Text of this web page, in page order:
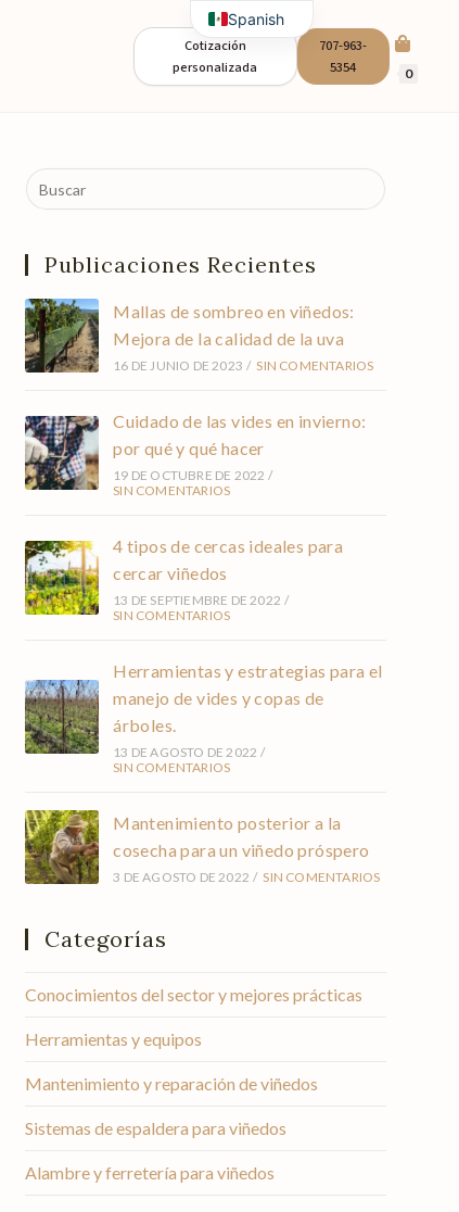
0
707-963-
5354
Cotización
personalizada
Publicaciones Recientes
Mallas de sombreo en viñedos:
Mejora de la calidad de la uva
16 DE JUNIO DE 2023 / SIN COMENTARIOS
Cuidado de las vides en invierno:
por qué y qué hacer
19 DE OCTUBRE DE 2022 /
SIN COMENTARIOS
4 tipos de cercas ideales para
cercar viñedos
13 DE SEPTIEMBRE DE 2022 /
SIN COMENTARIOS
Herramientas y estrategias para el
manejo de vides y copas de
árboles.
13 DE AGOSTO DE 2022 /
SIN COMENTARIOS
Mantenimiento posterior a la
cosecha para un viñedo próspero
3 DE AGOSTO DE 2022 / SIN COMENTARIOS
Categorías
Conocimientos del sector y mejores prácticas
Herramientas y equipos
Mantenimiento y reparación de viñedos
Sistemas de espaldera para viñedos
Alambre y ferretería para viñedos
Spanish
English